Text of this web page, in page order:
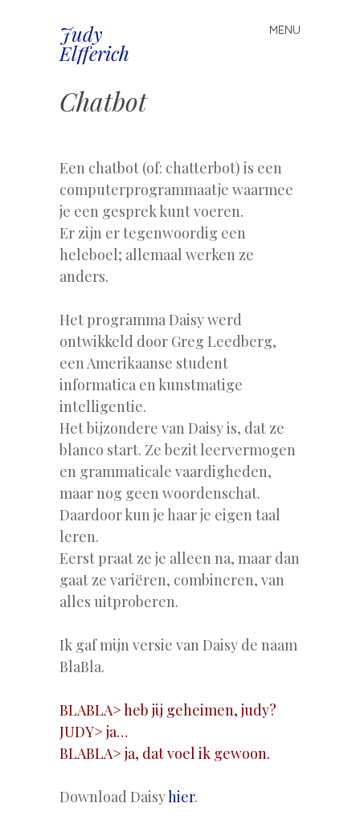
Judy
Elfferich
MENU
Spring
naar
Chatbot
Een chatbot (of: chatterbot) is een
computerprogrammaatje waarmee
je een gesprek kunt voeren.
Er zijn er tegenwoordig een
heleboel; allemaal werken ze
anders.
Het programma Daisy werd
ontwikkeld door Greg Leedberg,
een Amerikaanse student
informatica en kunstmatige
intelligentie.
Het bijzondere van Daisy is, dat ze
blanco start. Ze bezit leervermogen
en grammaticale vaardigheden,
maar nog geen woordenschat.
Daardoor kun je haar je eigen taal
leren.
Eerst praat ze je alleen na, maar dan
gaat ze variëren, combineren, van
alles uitproberen.
Ik gaf mijn versie van Daisy de naam
BlaBla.
BLABLA> heb jij geheimen, judy?
JUDY> ja…
BLABLA> ja, dat voel ik gewoon.
Download Daisyhier.